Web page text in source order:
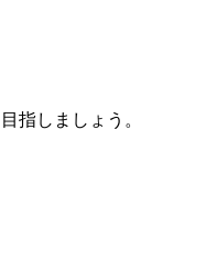
指しましょう。